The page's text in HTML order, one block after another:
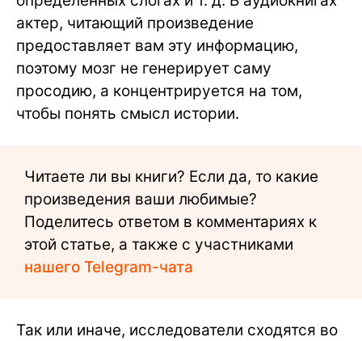
актер, читающий произведение
предоставляет вам эту информацию,
поэтому мозг не генерирует саму
просодию, а концентрируется на том,
чтобы понять смысл истории.
Читаете ли вы книги? Если да, то какие
произведения ваши любимые?
Поделитесь ответом в комментариях к
этой статье, а также с участниками
нашего Telegram-чата
Так или иначе, исследователи сходятся во